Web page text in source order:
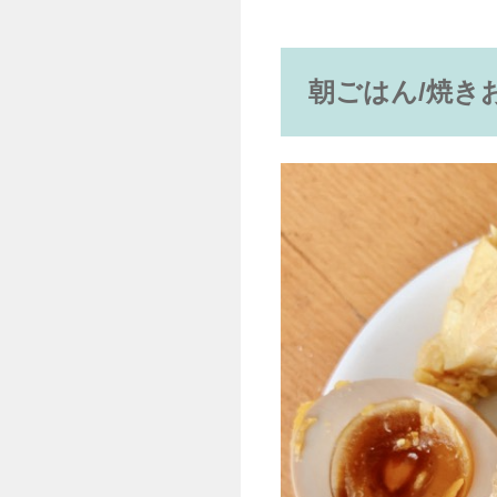
朝ごはん/焼き